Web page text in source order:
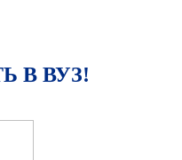
В ВУЗ!